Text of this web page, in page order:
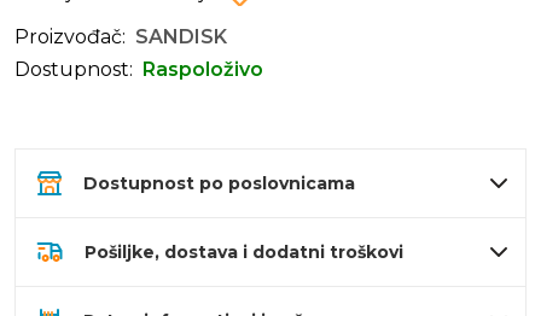
Proizvođač: SANDISK
Dostupnost:
Raspoloživo
Dostupnost po poslovnicama
Pošiljke, dostava i dodatni troškovi